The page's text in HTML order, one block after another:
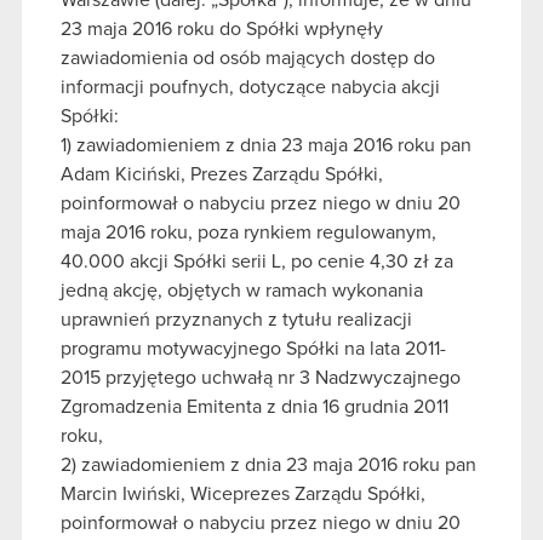
23 maja 2016 roku do Spółki wpłynęły
zawiadomienia od osób mających dostęp do
informacji poufnych, dotyczące nabycia akcji
Spółki:
1) zawiadomieniem z dnia 23 maja 2016 roku pan
Adam Kiciński, Prezes Zarządu Spółki,
poinformował o nabyciu przez niego w dniu 20
maja 2016 roku, poza rynkiem regulowanym,
40.000 akcji Spółki serii L, po cenie 4,30 zł za
jedną akcję, objętych w ramach wykonania
uprawnień przyznanych z tytułu realizacji
programu motywacyjnego Spółki na lata 2011-
2015 przyjętego uchwałą nr 3 Nadzwyczajnego
Zgromadzenia Emitenta z dnia 16 grudnia 2011
roku,
2) zawiadomieniem z dnia 23 maja 2016 roku pan
Marcin Iwiński, Wiceprezes Zarządu Spółki,
poinformował o nabyciu przez niego w dniu 20